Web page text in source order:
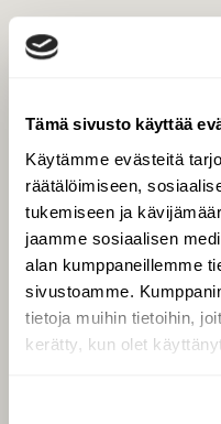
Tämä sivusto käyttää
Käytämme evästeitä
räätälöimiseen,
tukemiseen ja
jaamme sosiaalisen
alan kumppaneillemme
sivustoamme.
tietoja muihin tietoihin,
kerätty, kun olet